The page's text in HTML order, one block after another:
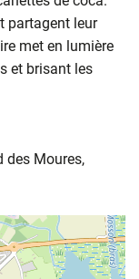
partagent leur
met en lumière
et brisant les
des Moures,